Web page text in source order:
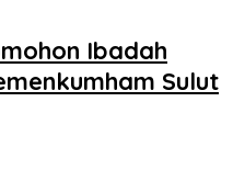
Ibadah
Sulut